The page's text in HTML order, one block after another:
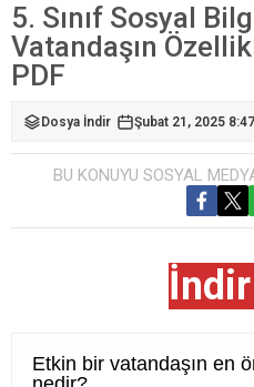
5. Sınıf Sosyal
Vatandaşın
PDF
Dosya İndir Şubat 21, 2025
BU KONUYU SOSYAL